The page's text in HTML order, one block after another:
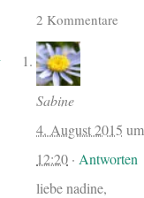
2 Kommentare
Sabine
4. August 2015 um
12:20 · Antworten
liebe nadine,